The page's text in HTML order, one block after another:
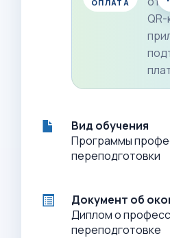
ОПЛАТА
QR-
Вид обучения
Программы
переподготовки
Документ об
Диплом о
переподготовке